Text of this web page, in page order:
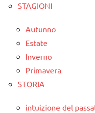
STAGIONI
Autunno
Estate
Inverno
Primavera
STORIA
intuizione del